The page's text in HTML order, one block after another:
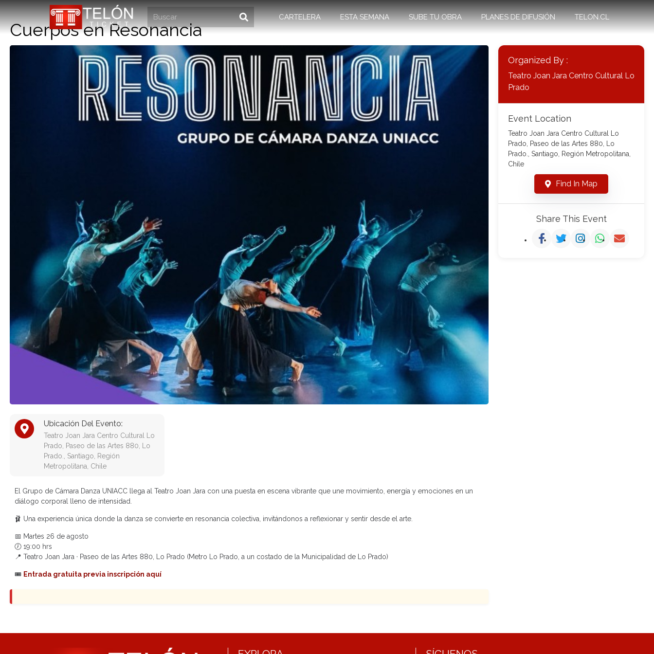
CARTELERA ESTA SEMANA SUBE TU OBRA PLANES DE DIFUSIÓN TELON.CL
Cuerpos en Resonancia
Ubicación Del Evento:
Teatro Joan Jara Centro Cultural Lo
Prado, Paseo de las Artes 880, Lo
Prado., Santiago, Región
Metropolitana, Chile
El Grupo de Cámara Danza UNIACC llega al Teatro Joan Jara con una puesta en escena vibrante que une movimiento, energía y emociones en un
diálogo corporal lleno de intensidad.
🩰 Una experiencia única donde la danza se convierte en resonancia colectiva, invitándonos a reflexionar y sentir desde el arte.
📅 Martes 26 de agosto
🕖 19:00 hrs
📍 Teatro Joan Jara · Paseo de las Artes 880, Lo Prado (Metro Lo Prado, a un costado de la Municipalidad de Lo Prado)
🎟 Entrada gratuita previa inscripción aquí
Organized By :
Teatro Joan Jara Centro Cultural Lo
Prado
Event Location
Teatro Joan Jara Centro Cultural Lo
Prado, Paseo de las Artes 880, Lo
Prado., Santiago, Región Metropolitana,
Chile
Find In Map
Share This Event